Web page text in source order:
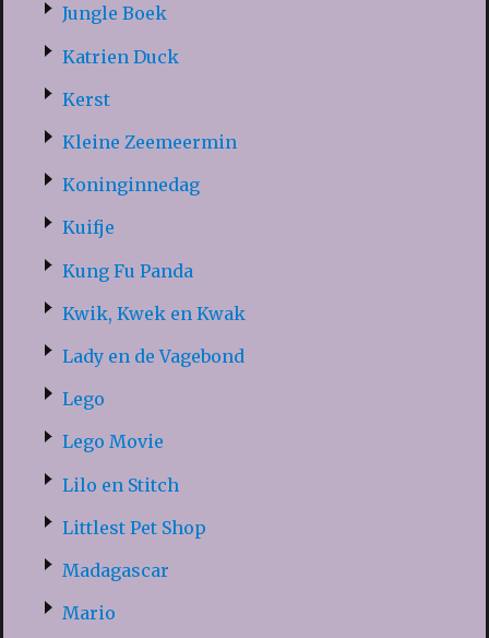
Jungle Boek
Katrien Duck
Kerst
Kleine Zeemeermin
Koninginnedag
Kuifje
Kung Fu Panda
Kwik, Kwek en Kwak
Lady en de Vagebond
Lego
Lego Movie
Lilo en Stitch
Littlest Pet Shop
Madagascar
Mario